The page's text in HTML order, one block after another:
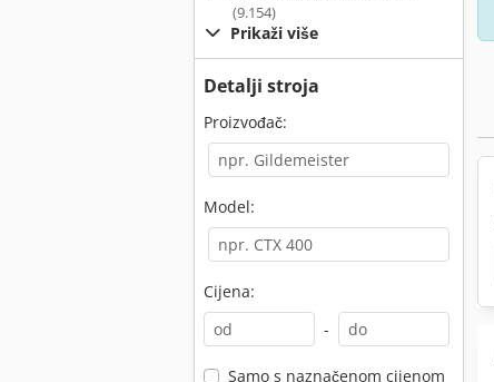
(9.154)
Prikaži više
Detalji stroja
Proizvođač:
Model:
Cijena:
-
Samo s naznačenom cijenom